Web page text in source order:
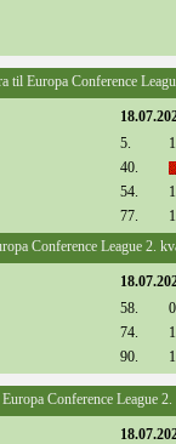
Europa Conference
5.
40.
54.
77.
Conference League 2.
58.
74.
90.
Conference League